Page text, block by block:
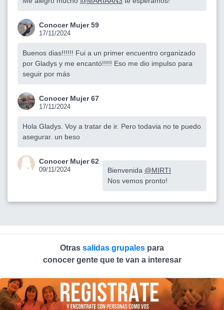
Conocer Mujer 59
17/11/2024
Buenos dias!!!!!! Fui a un primer encuentro organizado
por Gladys y me encantó!!!!! Eso me dio impulso para
seguir por más
Conocer Mujer 67
17/11/2024
Hola Gladys. Voy a tratar de ir. Pero todavia no te puedo
asegurar. un beso
Conocer Mujer 62
09/11/2024 Bienvenida @MIRTI
Nos vemos pronto!
Otras salidas grupales para
conocer gente que te van a interesar